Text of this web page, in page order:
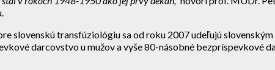
slovenskú transfúziológiu sa od roku 2007 udeľujú
darcovstvo u mužov a vyše 80-násobné bezpríspevkové